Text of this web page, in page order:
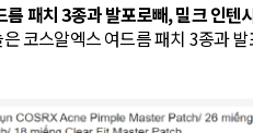
름 패치 3종과 발포로빼, 밀크 인텐
코스알엑스 여드름 패치 3종과